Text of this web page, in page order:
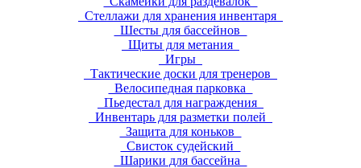
Стеллажи для хранения инвентаря
Шесты для бассейнов
Щиты для метания
Игры
Тактические доски для тренеров
Велосипедная парковка
Пьедестал для награждения
Инвентарь для разметки полей
Защита для коньков
Свисток судейский
Шарики для бассейна